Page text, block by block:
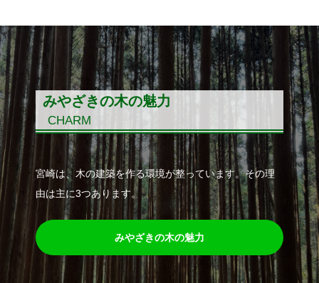
みやざきの木の魅力
CHARM
宮崎は、木の建築を作る環境が整っています。その理
由は主に3つあります。
みやざきの木の魅力